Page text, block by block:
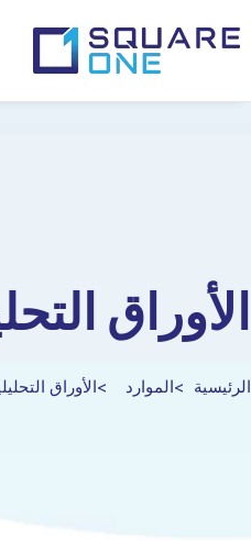
الأوراق
الرئيسية الموارد الأوراق